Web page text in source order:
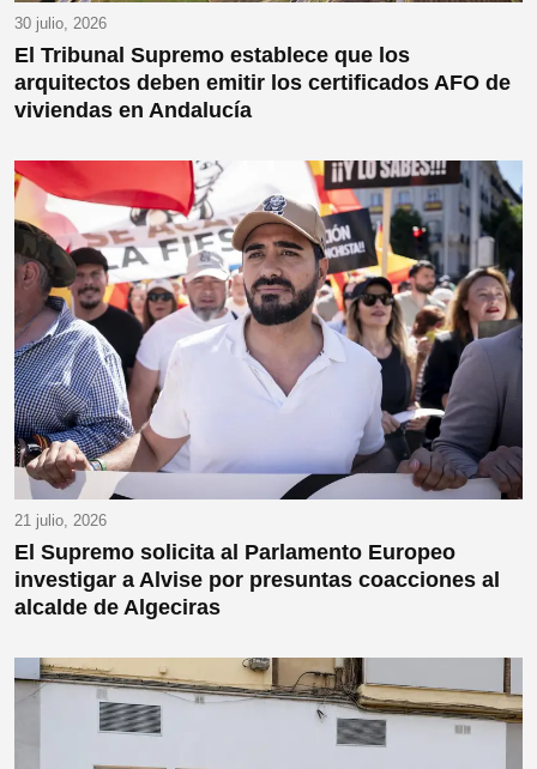
30 julio, 2026
El Tribunal Supremo establece que los
arquitectos deben emitir los certificados AFO de
viviendas en Andalucía
21 julio, 2026
El Supremo solicita al Parlamento Europeo
investigar a Alvise por presuntas coacciones al
alcalde de Algeciras